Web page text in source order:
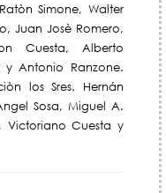
Simone, Walter
Juan Josè Romero,
Cuesta, Alberto
Antonio Ranzone.
los Sres. Hernán
Sosa, Miguel A.
Victoriano Cuesta y